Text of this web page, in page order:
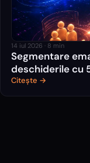
14 iul 2026 · 8 min
Segmentare
deschiderile cu
Citește →